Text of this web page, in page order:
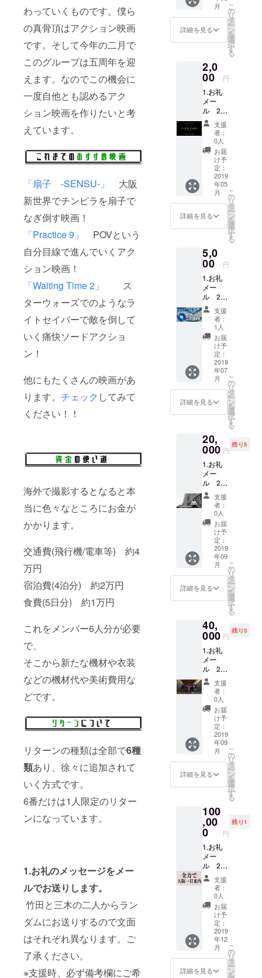
わっていくものです。僕ら
の真骨頂はアクション映画
です。そして今年の二月で
このグループは五周年を迎
えます。なのでこの機会に
一度自他とも認めるアク
ション映画を作りたいと考
えています。
「扇子 -SENSU-」
大阪
新世界でチンピラを扇子で
なぎ倒す映画！
「Practice 9」
POVという
自分目線で進んでいくアク
ション映画！
「Waiting Time 2」
ス
ターウォーズでのようなラ
イトセイバーで敵を倒して
いく痛快ソードアクショ
ン！
他にもたくさんの映画があ
ります。 チェック してみて
ください！！
海外で撮影するとなると本
当に色々なところにお金が
かかります。
交通費(飛行機/電車等) 約4
万円
宿泊費(4泊分) 約2万円
食費(5日分) 約1万円
これをメンバー6人分が必要
で、
そこから新たな機材や衣装
などの機材代や美術費用な
どです。
リターンの種類は全部で6種
類あり、徐々に追加されて
いく方式です。
6番だけは1人限定のリター
ンになっています。
1.お礼のメッセージをメー
ルでお送りします。
竹田と三木の二人からラン
ダムにお送りするので文面
はそれぞれ異なります。ご
了承ください。
※支援時、必ず備考欄にご希
二人か
らラン
ダムに
お送り
するの
はそれ
ぞれ異
なりま
す。ご
了承く
ださ
い。
月
詳細を見る
こ
の
リ
タ
ー
ン
を
選
択
す
る
2,0
00 円
1.お礼
メー
ル 2.
エンド
ロール
に名前
を 1.お
礼の
メッ
セージ
をメー
ルでお
送りし
ます。
竹田と
三木の
らラン
ダムに
お送り
するの
で文面
はそれ
ぞれ異
なりま
す。ご
了承く
ださ
い。 2.
完成し
た映画
のエン
ドロー
ルに
お名前
を載せ
ます。
お好き
な名前
で構い
ませ
ん。 ※
支援
時、必
ず備考
欄にご
希望の
お名前
をご記
入くだ
さい。
CAMPF
IREの
ザー名
を掲載
いたし
ます。
ご了承
くださ
い。
支援
者：
0人
お届
け予
定：
2019
年05
月
詳細を見る
こ
の
リ
タ
ー
ン
を
選
択
す
る
5,0
00 円
1.お礼
メー
ル 2.
エンド
ロール
に名前
を 3.
ブルー
レイを
プレゼ
ント 1.
お礼の
メッ
セージ
をメー
ルでお
ます。
竹田と
三木の
二人か
らラン
ダムに
お送り
するの
で文面
はそれ
ぞれ異
なりま
す。ご
了承く
ださ
い。 2.
完成し
ルに
Special
Thanks
として
お名前
を載せ
ます。
お好き
な名前
で構い
ませ
ん。 ※
支援
時、必
ず備考
欄にご
希望の
さい。
記入の
ない場
合は
CAMPF
IREの
ユー
ザー名
を掲載
いたし
ます。
ご了承
くださ
い。 3.
本編、
メイキ
ング、
未公開
支援
者：
1人
お届
け予
定：
2019
年07
月
詳細を見る
こ
の
リ
タ
ー
ン
を
選
択
す
る
20,
000 円
残り5
1.お礼
メー
ル 2.
エンド
ロール
に名前
を 3.
ブルー
レイ
4.オリ
ジナルT
シャツ
1.お礼
のメッ
セージ
をメー
送りし
ます。
竹田と
三木の
二人か
らラン
ダムに
お送り
するの
で文面
はそれ
ぞれ異
なりま
す。ご
了承く
ださ
い。 2.
ドロー
ルに
Special
Thanks
として
お名前
を載せ
ます。
お好き
な名前
で構い
ませ
ん。 ※
支援
時、必
ず備考
欄にご
希望の
支援
者：
0人
お届
け予
定：
2019
年09
月
詳細を見る
こ
の
リ
タ
ー
ン
を
選
択
す
る
40,
000 円
残り3
1.お礼
メー
ル 2.
エンド
ロール
に名前
を 3.
ブルー
レイ
4.オリ
ジナルT
シャ
ツ 5.
撮影参
加 1.お
礼の
セージ
をメー
ルでお
送りし
ます。
竹田と
三木の
二人か
らラン
ダムに
お送り
するの
で文面
はそれ
ぞれ異
なりま
す。ご
了承く
支援
者：
0人
お届
け予
定：
2019
年09
月
詳細を見る
こ
の
リ
タ
ー
ン
を
選
択
す
る
100
,00
0 円
残り1
1.お礼
メー
ル 2.
エンド
ロール
に名前
を 3.
ブルー
レイ 6.
大阪1日
案内 1.
お礼の
メッ
セージ
支援
者：
0人
お届
け予
定：
2019
年12
月
詳細を見る
こ
の
リ
タ
ー
ン
を